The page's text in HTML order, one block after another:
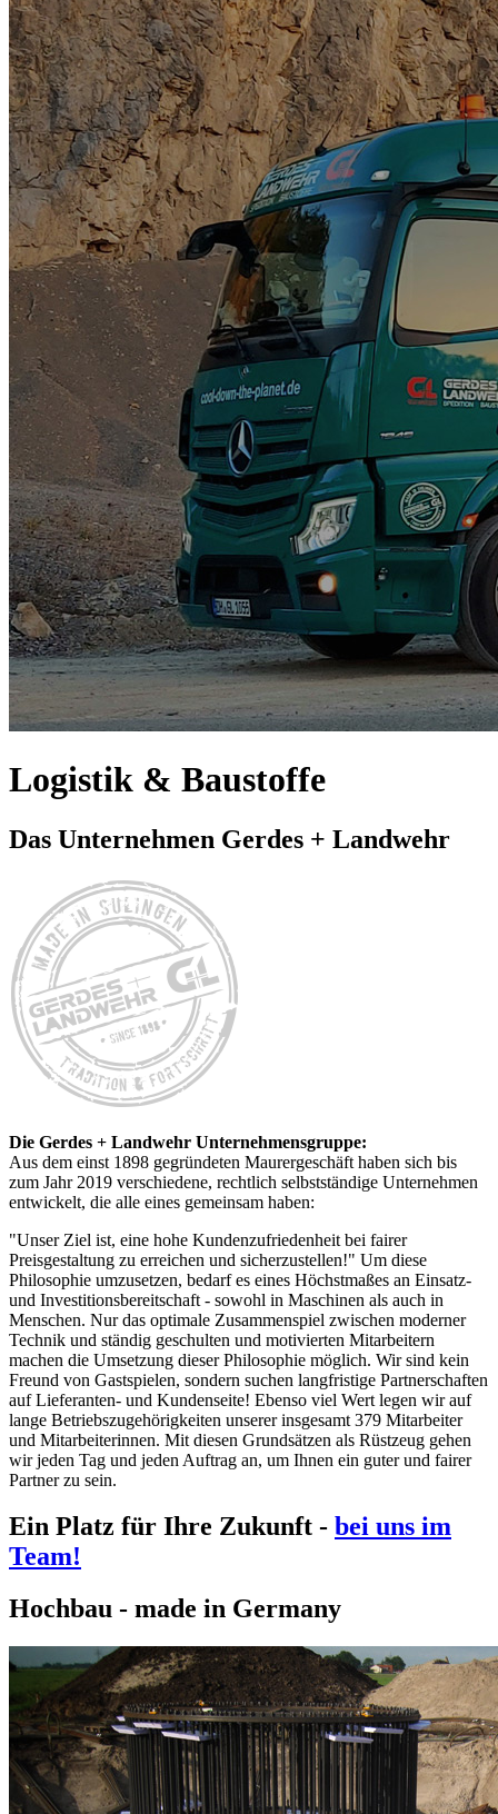
Logistik & Baustoffe
Das Unternehmen Gerdes + Landwehr
Die Gerdes + Landwehr Unternehmensgruppe:
Aus dem einst 1898 gegründeten Maurergeschäft haben sich bis
zum Jahr 2019 verschiedene, rechtlich selbstständige Unternehmen
entwickelt, die alle eines gemeinsam haben:
"Unser Ziel ist, eine hohe Kundenzufriedenheit bei fairer
Preisgestaltung zu erreichen und sicherzustellen!" Um diese
Philosophie umzusetzen, bedarf es eines Höchstmaßes an Einsatz-
und Investitionsbereitschaft - sowohl in Maschinen als auch in
Menschen. Nur das optimale Zusammenspiel zwischen moderner
Technik und ständig geschulten und motivierten Mitarbeitern
machen die Umsetzung dieser Philosophie möglich. Wir sind kein
Freund von Gastspielen, sondern suchen langfristige Partnerschaften
auf Lieferanten- und Kundenseite! Ebenso viel Wert legen wir auf
lange Betriebszugehörigkeiten unserer insgesamt 379 Mitarbeiter
und Mitarbeiterinnen. Mit diesen Grundsätzen als Rüstzeug gehen
wir jeden Tag und jeden Auftrag an, um Ihnen ein guter und fairer
Partner zu sein.
Ein Platz für Ihre Zukunft - bei uns im
Team!
Hochbau - made in Germany